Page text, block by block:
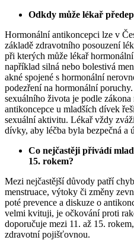
Odkdy může lékař
Hormonální antikoncepci lze v
základě zdravotního posouzení
při kterých může lékař
například silná nebo bolestivá
akné spojené s hormonální
podezření na hormonální
sexuálního života je podle
antikoncepce u mladších dívek
sexuální aktivitu. Lékař vždy
dívky, aby léčba byla bezpečná a
Co nejčastěji přivádí
15. rokem?
Mezi nejčastější důvody patří
menstruace, výtoky či změny
poté prevence a diskuze o
velmi kvituji, je očkování proti
doporučuje mezi 11. až 15.
zdravotní pojišťovnou.